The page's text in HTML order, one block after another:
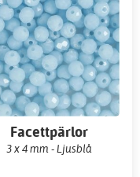
Facettpärlor
3 x 4 mm - Ljusblå